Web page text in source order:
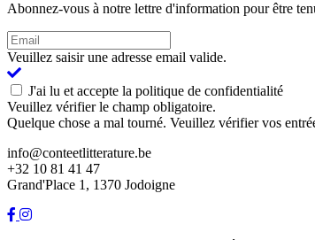
Abonnez-vous à notre lettre d'information pour être
Veuillez saisir une adresse email valide.
J'ai lu et accepte la politique de confidentialité
Veuillez vérifier le champ obligatoire.
Quelque chose a mal tourné. Veuillez vérifier vos
info@conteetlitterature.be
+32 10 81 41 47
Grand'Place 1, 1370 Jodoigne